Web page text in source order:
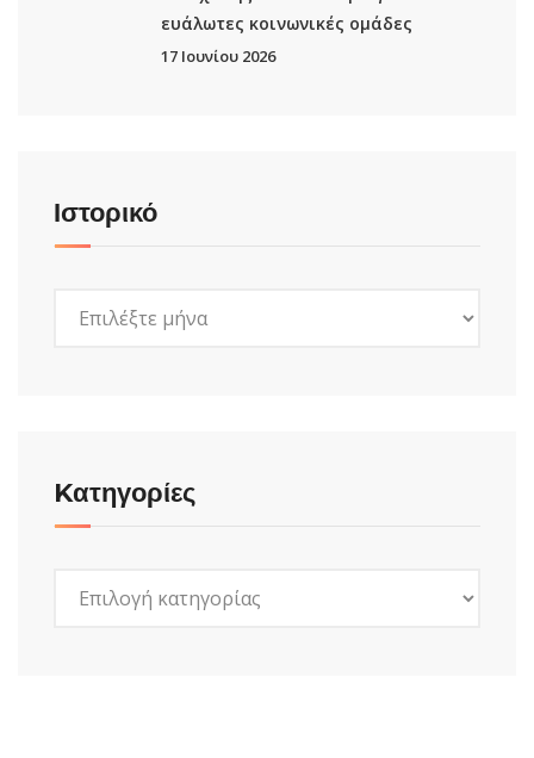
ευάλωτες κοινωνικές ομάδες
17 Ιουνίου 2026
Ιστορικό
Kατηγορίες